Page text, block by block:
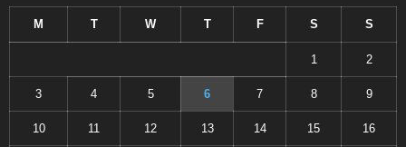
M T W T F S S
1 2
3 4 5 6 7 8 9
10 11 12 13 14 15 16